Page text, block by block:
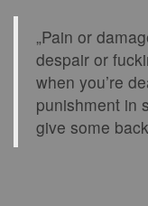
„Pain or
despair or
when you’re
punishment in
give some